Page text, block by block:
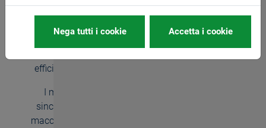
progettate per soddisfare le tue esigenze. I maschiatori
BASS, in abbinata agli utensili di filettatura BASS,
efficienza nella produzione di filettature interne.
I maschiatori compensano errori legati alla
sincronizzazione tra la rotazione del mandrino
macchina e dell'asse di avanzamento. Con il loro
Nega tutti i cookie Accetta i cookie